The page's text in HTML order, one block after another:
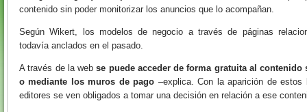
contenido sin poder monitorizar los anuncios que lo acompañan.
Según Wikert, los modelos de negocio a través de páginas
todavía anclados en el pasado.
A través de la webse puede acceder de forma gratuita al
o mediante los muros de pago –explica. Con la aparición de estos
editores se ven obligados a tomar una decisión en relación a ese